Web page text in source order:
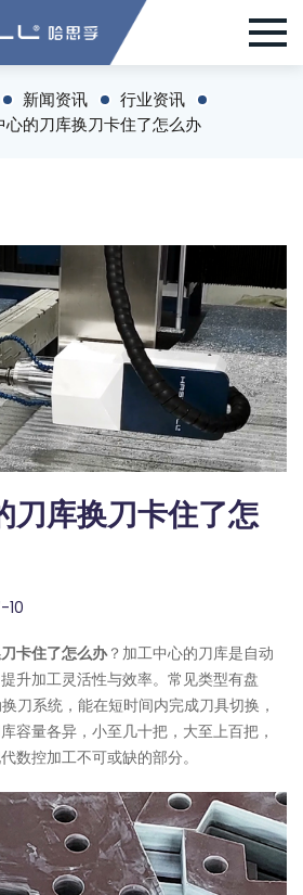
新闻资讯
行业资讯
心的刀库换刀卡住了怎么办
刀库换刀卡住了怎
卡住了怎么办？加工中心的刀库是自动
升加工灵活性与效率。常见类型有盘
刀系统，能在短时间内完成刀具切换，
容量各异，小至几十把，大至上百把，
数控加工不可或缺的部分。